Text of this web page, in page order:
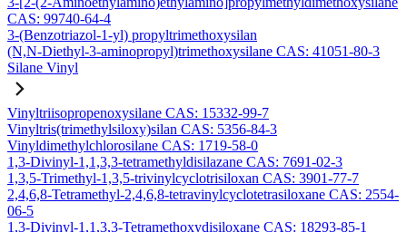
CAS: 99740-64-4
3-(Benzotriazol-1-yl) propyltrimethoxysilan
(N,N-Diethyl-3-aminopropyl)trimethoxysilane CAS: 41051-80-3
Silane Vinyl
Vinyltriisopropenoxysilane CAS: 15332-99-7
Vinyltris(trimethylsiloxy)silan CAS: 5356-84-3
Vinyldimethylchlorosilane CAS: 1719-58-0
1,3-Divinyl-1,1,3,3-tetramethyldisilazane CAS: 7691-02-3
1,3,5-Trimethyl-1,3,5-trivinylcyclotrisiloxan CAS: 3901-77-7
2,4,6,8-Tetramethyl-2,4,6,8-tetravinylcyclotetrasiloxane CAS: 2554-
06-5
1,3-Divinyl-1,1,3,3-Tetramethoxydisiloxane CAS: 18293-85-1